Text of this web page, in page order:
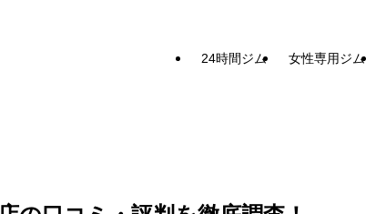
24時間ジム 女性専用ジム